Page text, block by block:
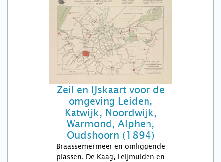
Zeil en IJskaart voor de
omgeving Leiden,
Katwijk, Noordwijk,
Warmond, Alphen,
Oudshoorn (1894)
Braassemermeer en omliggende
plassen, De Kaag, Leijmuiden en